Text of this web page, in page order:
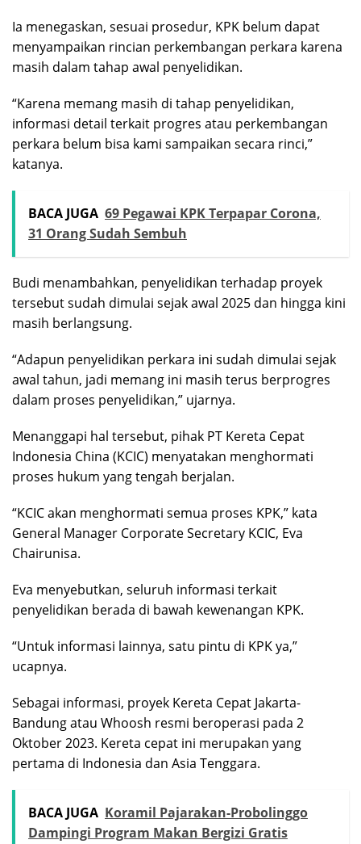
Ia menegaskan, sesuai prosedur, KPK belum dapat
menyampaikan rincian perkembangan perkara karena
masih dalam tahap awal penyelidikan.
“Karena memang masih di tahap penyelidikan,
informasi detail terkait progres atau perkembangan
perkara belum bisa kami sampaikan secara rinci,”
katanya.
BACA JUGA 69 Pegawai KPK Terpapar Corona,
31 Orang Sudah Sembuh
Budi menambahkan, penyelidikan terhadap proyek
tersebut sudah dimulai sejak awal 2025 dan hingga kini
masih berlangsung.
“Adapun penyelidikan perkara ini sudah dimulai sejak
awal tahun, jadi memang ini masih terus berprogres
dalam proses penyelidikan,” ujarnya.
Menanggapi hal tersebut, pihak PT Kereta Cepat
Indonesia China (KCIC) menyatakan menghormati
proses hukum yang tengah berjalan.
“KCIC akan menghormati semua proses KPK,” kata
General Manager Corporate Secretary KCIC, Eva
Chairunisa.
Eva menyebutkan, seluruh informasi terkait
penyelidikan berada di bawah kewenangan KPK.
“Untuk informasi lainnya, satu pintu di KPK ya,”
ucapnya.
Sebagai informasi, proyek Kereta Cepat Jakarta-
Bandung atau Whoosh resmi beroperasi pada 2
Oktober 2023. Kereta cepat ini merupakan yang
pertama di Indonesia dan Asia Tenggara.
BACA JUGA Koramil Pajarakan-Probolinggo
Dampingi Program Makan Bergizi Gratis